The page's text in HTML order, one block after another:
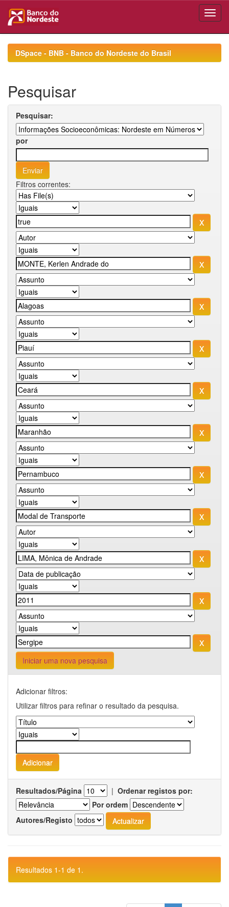
navigationDSpace - BNB - Banco do Nordeste do Brasil
Pesquisar
Pesquisar:
por
Filtros correntes:
Iniciar uma nova pesquisa
Adicionar filtros:
Utilizar filtros para refinar o resultado da pesquisa.
Resultados/Página | Ordenar registos por:
Por ordem
Autores/Registo
Resultados 1-1 de 1.